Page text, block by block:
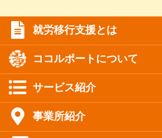
就労移行支援とは
ココルポートについて
サービス紹介
事業所紹介